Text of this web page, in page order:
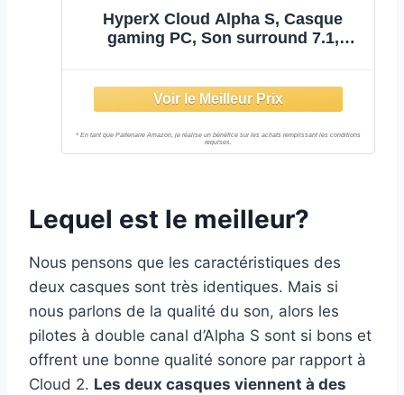
HyperX Cloud Alpha S, Casque
gaming PC, Son surround 7.1,
respirant, Mousse mémoire de
forme, Microphone antibruit, Bleu et
Noir
Lequel est le meilleur?
Nous pensons que les caractéristiques des
deux casques sont très identiques. Mais si
nous parlons de la qualité du son, alors les
pilotes à double canal d’Alpha S sont si bons et
offrent une bonne qualité sonore par rapport à
Cloud 2. Les deux casques viennent à des